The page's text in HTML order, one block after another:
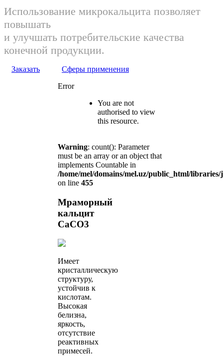
Использование микрокальцита позволяет
повышать
и улучшать потребительские качества
конечной продукции.
Заказать
Сферы применения
Error
You are not
authorised to view
this resource.
Warning: count(): Parameter
must be an array or an object that
implements Countable in
/home/mel/domains/mel.uz/public_html/
on line 455
Мраморный
кальцит
СаСО3
Имеет
кристаллическую
структуру,
устойчив к
кислотам.
Высокая
белизна,
яркость,
отсутствие
реактивных
примесей.